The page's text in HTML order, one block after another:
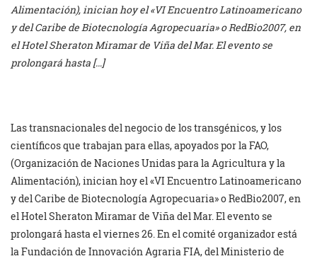
Alimentación), inician hoy el «VI Encuentro Latinoamericano
y del Caribe de Biotecnología Agropecuaria» o RedBio2007, en
el Hotel Sheraton Miramar de Viña del Mar. El evento se
prolongará hasta […]
Las transnacionales del negocio de los transgénicos, y los
científicos que trabajan para ellas, apoyados por la FAO,
(Organización de Naciones Unidas para la Agricultura y la
Alimentación), inician hoy el «VI Encuentro Latinoamericano
y del Caribe de Biotecnología Agropecuaria» o RedBio2007, en
el Hotel Sheraton Miramar de Viña del Mar. El evento se
prolongará hasta el viernes 26. En el comité organizador está
la Fundación de Innovación Agraria FIA, del Ministerio de